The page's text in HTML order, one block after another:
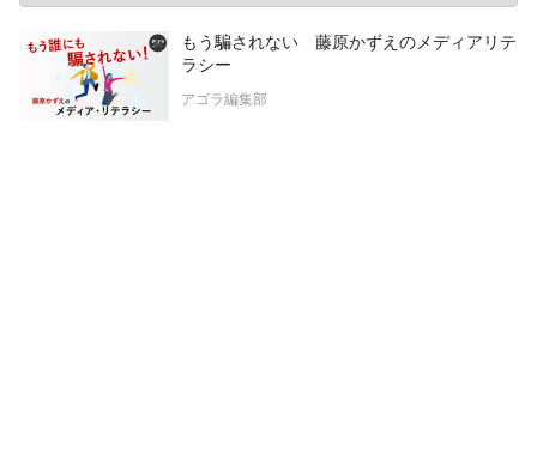
もう騙されない 藤原かずえのメディアリテ
ラシー
アゴラ編集部